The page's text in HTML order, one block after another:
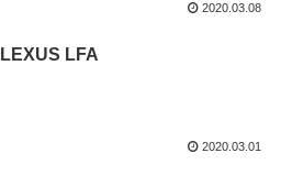
2020.03.08
LEXUS LFA
2020.03.01